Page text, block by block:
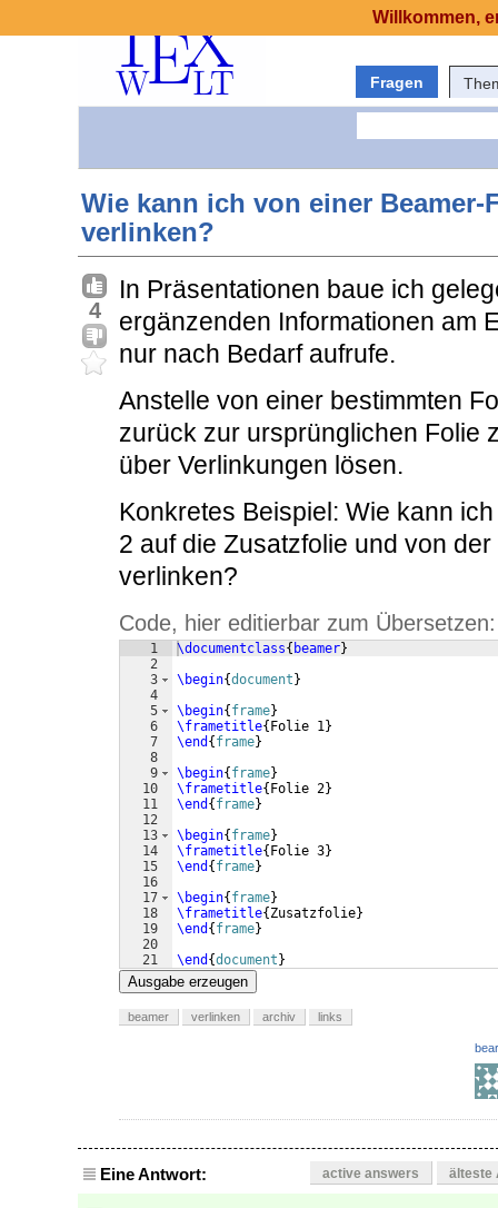
Fragen
Wie kann ich von einer
verlinken?
4
In Präsentationen baue ich
ergänzenden Informationen am
nur nach Bedarf aufrufe.
Anstelle von einer bestimmten
zurück zur ursprünglichen Folie
über Verlinkungen lösen.
Konkretes Beispiel: Wie kann
2 auf die Zusatzfolie und von
verlinken?
Code, hier editierbar zum Übersetzen:
1
2
3
4
5
6
7
8
9
10
11
12
13
14
15
16
17
18
19
20
21
\documentclass{ beamer}
\begin{document }
\begin{ frame}
\frametitle{ Folie 1}
\end { frame}
\begin{ frame}
\frametitle{ Folie 2}
\end { frame}
\begin{ frame}
\frametitle{ Folie 3}
\end { frame}
\begin{ frame}
\frametitle{ Zusatzfolie}
\end { frame}
\end {document }
Ausgabe erzeugen
beamer verlinken archiv links
Eine Antwort: active answers älteste
Willkommen,